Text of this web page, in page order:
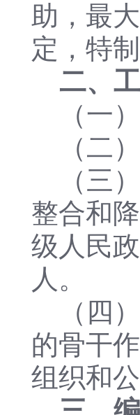
助，最
定，特
二、
（一）
（二）
（三）
整合和
级人民
人。
（四）
的骨干
组织和